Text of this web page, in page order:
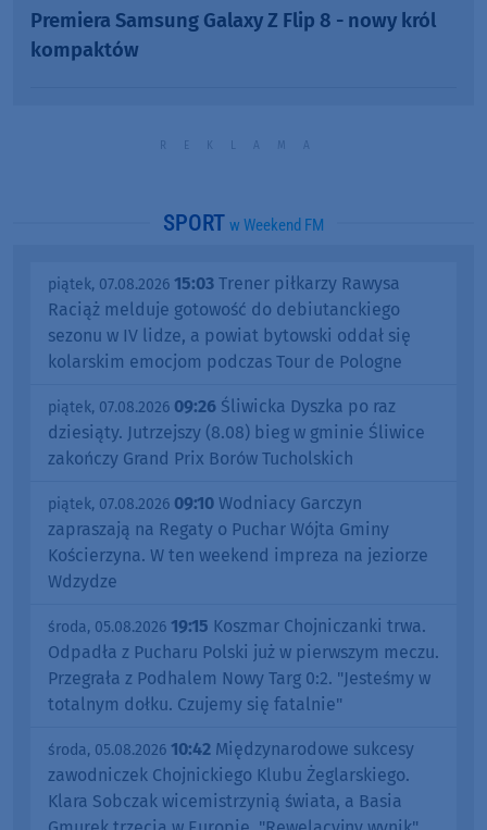
Premiera Samsung Galaxy Z Flip 8 - nowy król
kompaktów
SPORT w Weekend FM
piątek, 07.08.2026 15:03 Trener piłkarzy Rawysa
Raciąż melduje gotowość do debiutanckiego
sezonu w IV lidze, a powiat bytowski oddał się
kolarskim emocjom podczas Tour de Pologne
piątek, 07.08.2026 09:26 Śliwicka Dyszka po raz
dziesiąty. Jutrzejszy (8.08) bieg w gminie Śliwice
zakończy Grand Prix Borów Tucholskich
piątek, 07.08.2026 09:10 Wodniacy Garczyn
zapraszają na Regaty o Puchar Wójta Gminy
Kościerzyna. W ten weekend impreza na jeziorze
Wdzydze
środa, 05.08.2026 19:15 Koszmar Chojniczanki trwa.
Odpadła z Pucharu Polski już w pierwszym meczu.
Przegrała z Podhalem Nowy Targ 0:2. "Jesteśmy w
totalnym dołku. Czujemy się fatalnie"
środa, 05.08.2026 10:42 Międzynarodowe sukcesy
zawodniczek Chojnickiego Klubu Żeglarskiego.
Klara Sobczak wicemistrzynią świata, a Basia